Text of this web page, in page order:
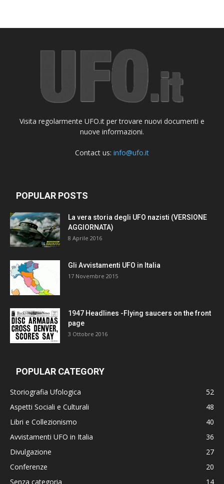
Visita regolarmente UFO.it per trovare nuovi documenti e
nuove informazioni.
Contact us: info@ufo.it
POPULAR POSTS
La vera storia degli UFO nazisti (VERSIONE
AGGIORNATA)
8 Aprile 2016
Gli Avvistamenti UFO in Italia
17 Novembre 2015
1947 Headlines -Flying saucers on the front
page
3 Ottobre 2016
POPULAR CATEGORY
Storiografia Ufologica
52
Aspetti Sociali e Culturali
48
Libri e Collezionismo
40
Avvistamenti UFO in Italia
36
Divulgazione
27
Conferenze
20
Senza categoria
14